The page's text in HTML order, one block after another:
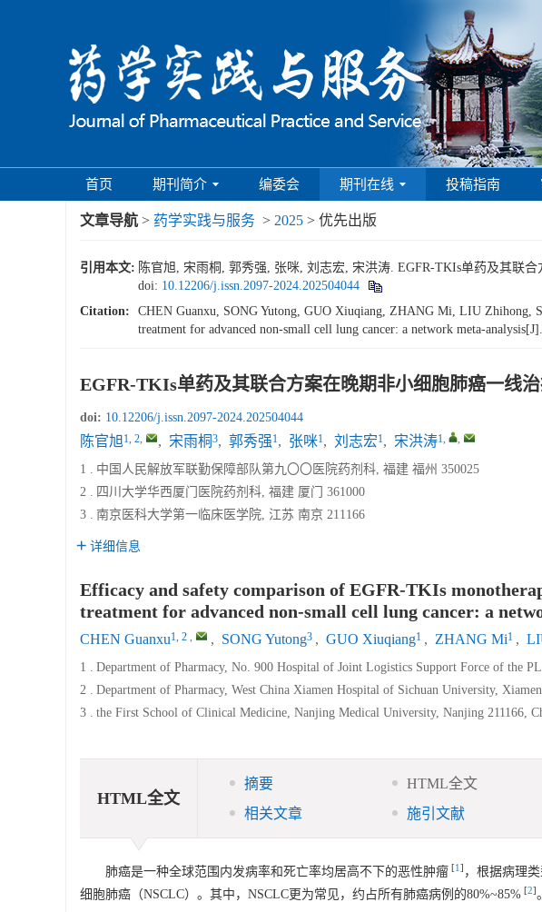
首页 期刊简介 编委会 期刊在线 投稿指南
文章导航 > 药学实践与服务 > 2025 > 优先出版
引用本文: 陈官旭, 宋雨桐, 郭秀强, 张咪, 刘志宏, 宋洪涛. EGFR-TKIs单药及其联
doi: 10.12206/j.issn.2097-2024.202504044
Citation:
CHEN Guanxu, SONG Yutong, GUO Xiuqiang, ZHANG Mi, LIU Zhihong,
treatment for advanced non-small cell lung cancer: a network meta-analysis[J].
EGFR-TKIs单药及其联合方案在晚期非小细胞肺癌一线
doi: 10.12206/j.issn.2097-2024.202504044
陈官旭1, 2, , 宋雨桐 3, 郭秀强1, 张咪1, 刘志宏1, 宋洪涛1, ,
1 . 中国人民解放军联勤保障部队第九〇〇医院药剂科, 福建 福州 350025
2 . 四川大学华西厦门医院药剂科, 福建 厦门 361000
3 . 南京医科大学第一临床医学院, 江苏 南京 211166
详细信息
Efficacy and safety comparison of EGFR-TKIs
treatment for advanced non-small cell lung cancer: a
CHEN Guanxu1, 2 , , SONG Yutong3 , GUO Xiuqiang1 , ZHANG Mi1 ,
1 . Department of Pharmacy, No. 900 Hospital of Joint Logistics Support Force of the
2 . Department of Pharmacy, West China Xiamen Hospital of Sichuan University,
3 . the First School of Clinical Medicine, Nanjing Medical University, Nanjing 211166,
HTML全文
摘要 HTML全文
相关文章
施引文献
肺癌是一种全球范围内发病率和死亡率均居高不下的恶性肿瘤 [1 ] ，根据病理
细胞肺癌（NSCLC）。其中，NSCLC更为常见，约占所有肺癌病例的80%~85% [2]。